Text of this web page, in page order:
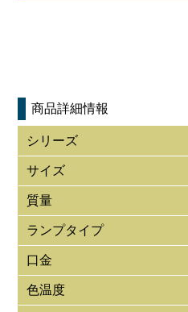
商品詳細情報
シリーズ
サイズ
質量
ランプタイプ
口金
色温度